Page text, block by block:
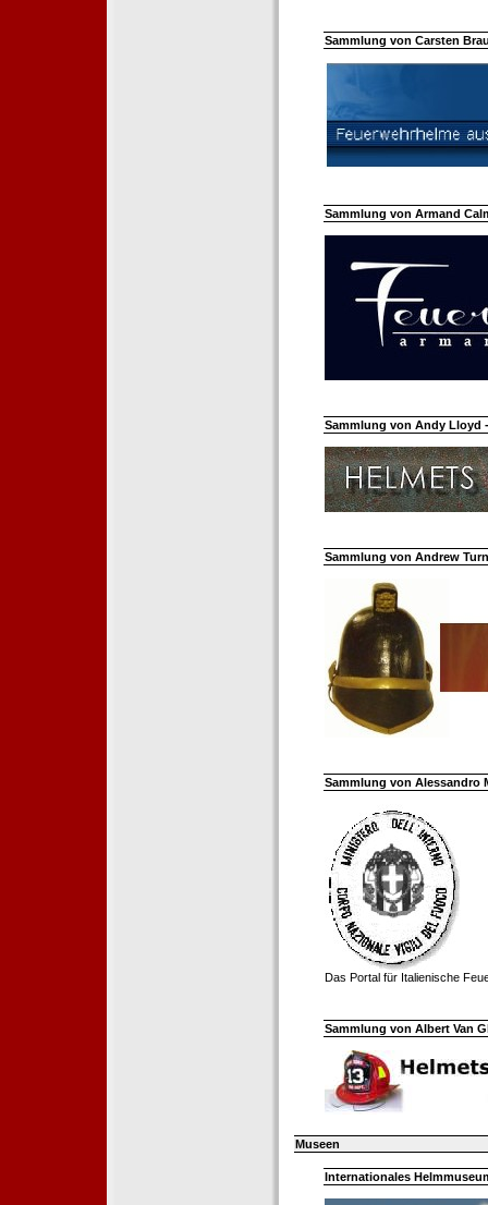
Sammlung von Carsten
Sammlung von Armand
Sammlung von Andy Lloyd
Sammlung von Andrew
Sammlung von Alessandro
Das Portal für Italienische
Sammlung von Albert Van
Museen
Internationales